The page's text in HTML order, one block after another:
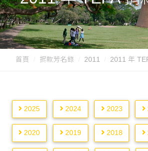
首頁 捐款芳名錄 2011 2011 年
2025 2024 2023
2020 2019 2018